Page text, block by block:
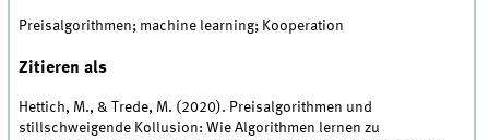
Preisalgorithmen; machine learning; Kooperation
Zitieren als
Hettich, M., & Trede, M. (2020). Preisalgorithmen und
stillschweigende Kollusion: Wie Algorithmen lernen zu